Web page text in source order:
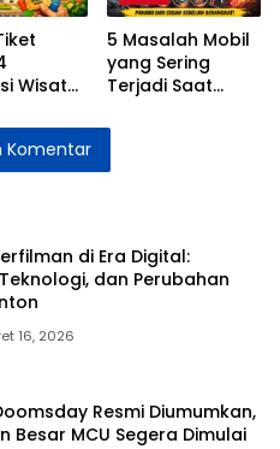
Wisata
5 Masalah Mobil
yang Sering
Terjadi Saat
Lebaran dan
Mengatasinya
Komentar
di Era Digital:
dan Perubahan
16, 2026
Resmi Diumumkan,
Besar MCU Segera Dimulai